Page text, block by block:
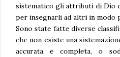
sistematico gli attributi di Dio
per insegnarli ad altri in modo
Sono state fatte diverse
che non esiste una
accurata e completa, o